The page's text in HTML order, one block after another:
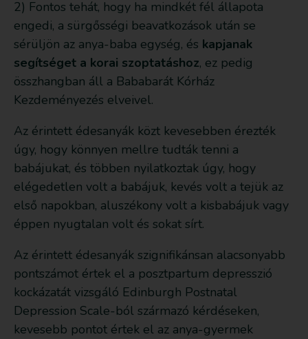
2) Fontos tehát, hogy ha mindkét fél állapota
engedi, a sürgősségi beavatkozások után se
sérüljön az anya-baba egység, és kapjanak
segítséget a korai szoptatáshoz, ez pedig
összhangban áll a Bababarát Kórház
Kezdeményezés elveivel.
Az érintett édesanyák közt kevesebben érezték
úgy, hogy könnyen mellre tudták tenni a
babájukat, és többen nyilatkoztak úgy, hogy
elégedetlen volt a babájuk, kevés volt a tejük az
első napokban, aluszékony volt a kisbabájuk vagy
éppen nyugtalan volt és sokat sírt.
Az érintett édesanyák szignifikánsan alacsonyabb
pontszámot értek el a posztpartum depresszió
kockázatát vizsgáló Edinburgh Postnatal
Depression Scale-ból származó kérdéseken,
kevesebb pontot értek el az anya-gyermek